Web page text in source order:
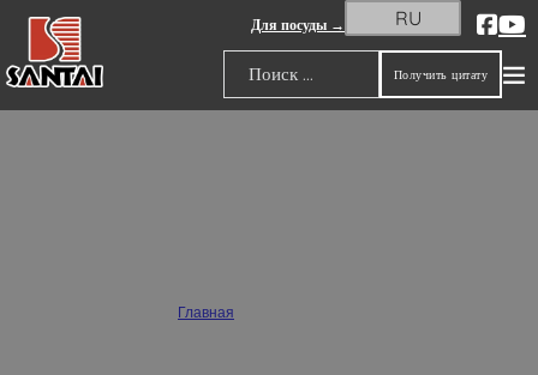
Для посуды → RU
Поиск
Получить цитату
Главная